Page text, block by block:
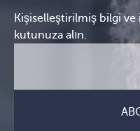
Kişiselleştirilmiş bilgi
kutunuza alın.